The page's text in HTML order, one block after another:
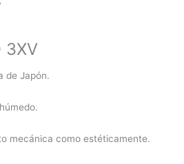
3XV
de Japón.
mecánica como estéticamente.